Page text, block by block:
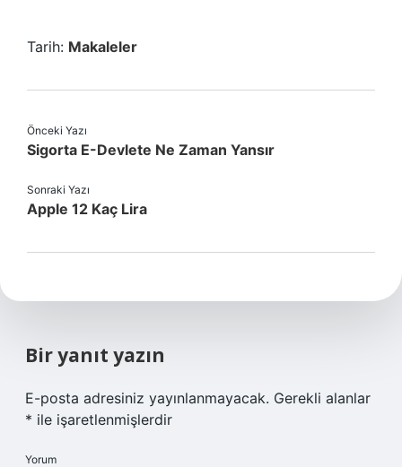
Tarih: Makaleler
Önceki Yazı
Sigorta E-Devlete Ne Zaman Yansır
Sonraki Yazı
Apple 12 Kaç Lira
Bir yanıt yazın
E-posta adresiniz yayınlanmayacak. Gerekli alanlar
* ile işaretlenmişlerdir
Yorum